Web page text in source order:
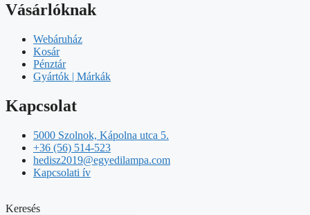
Vásárlóknak
Webáruház
Kosár
Pénztár
Gyártók | Márkák
Kapcsolat
5000 Szolnok, Kápolna utca 5.
+36 (56) 514-523
hedisz2019@egyedilampa.com
Kapcsolati ív
Keresés